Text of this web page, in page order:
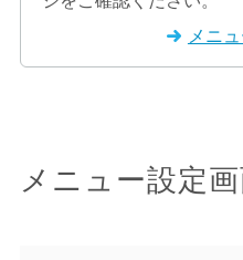
メニ
メニュー設定